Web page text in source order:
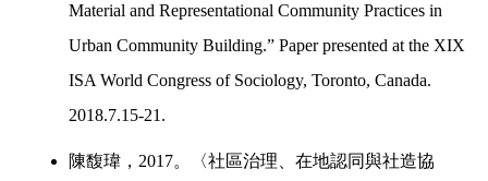
Material and Representational Community Practices in
Urban Community Building.” Paper presented at the XIX
ISA World Congress of Sociology, Toronto, Canada.
2018.7.15-21.
陳馥瑋， 2017。〈社區治理、在地認同與社造協